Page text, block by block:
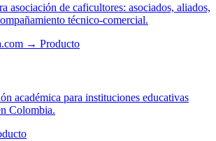
asociación de caficultores: asociados, aliados,
técnico-comercial.
→ Producto
académica para instituciones educativas
Colombia.